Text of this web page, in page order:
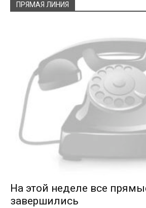
ПРЯМАЯ ЛИНИЯ
На этой неделе все
завершились